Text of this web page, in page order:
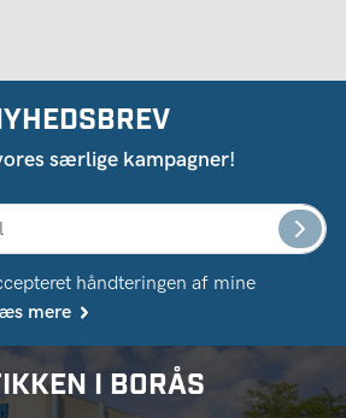
særlige kampagner!
håndteringen af ​​mine
mere
I BORÅS